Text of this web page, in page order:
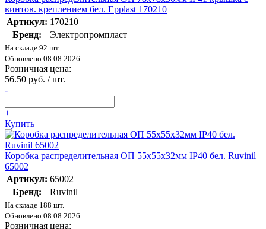
винтов. креплением бел. Epplast 170210
Артикул: 170210
Бренд:
Электропромпласт
На складе 92 шт.
Обновлено 08.08.2026
Розничная цена:
56.50 руб. / шт.
-
+
Купить
Коробка распределительная ОП 55х55х32мм IP40 бел. Ruvinil
65002
Артикул: 65002
Бренд:
Ruvinil
На складе 188 шт.
Обновлено 08.08.2026
Розничная цена: